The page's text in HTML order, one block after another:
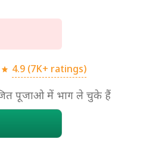
4.9 (7K+ ratings)
पूजाओ में भाग ले चुके हैं